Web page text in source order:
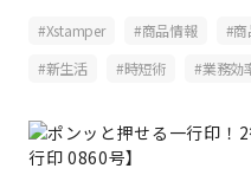
Xstamper 商品情報 商
新生活
時短術 業務効